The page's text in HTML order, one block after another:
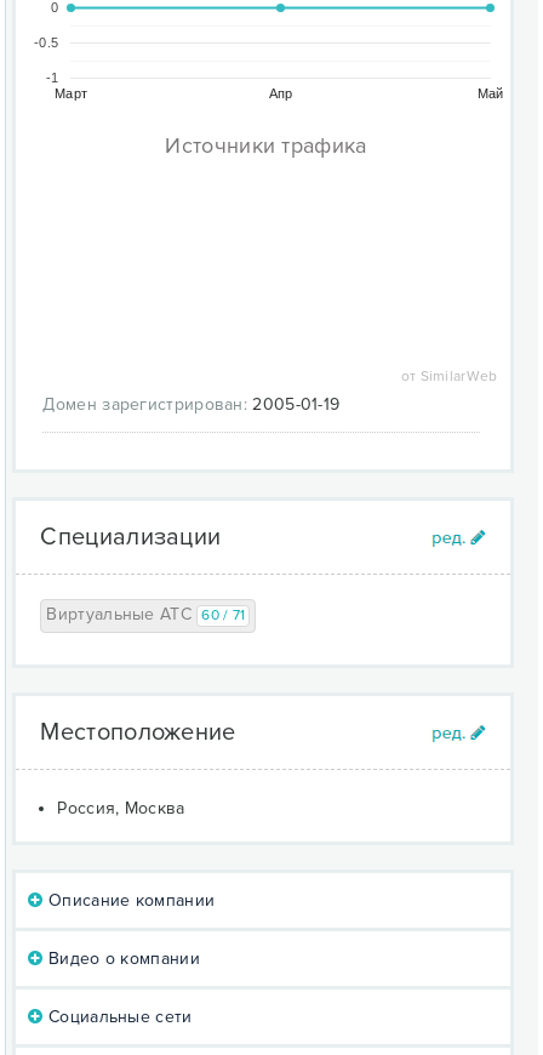
Март Апр Май
-1
-0.5
0
Источники трафика
от SimilarWeb
Домен зарегистрирован: 2005-01-19
Специализации
Виртуальные АТС 60 / 71
Местоположение
Россия, Москва
Описание компании
Видео о компании
Социальные сети